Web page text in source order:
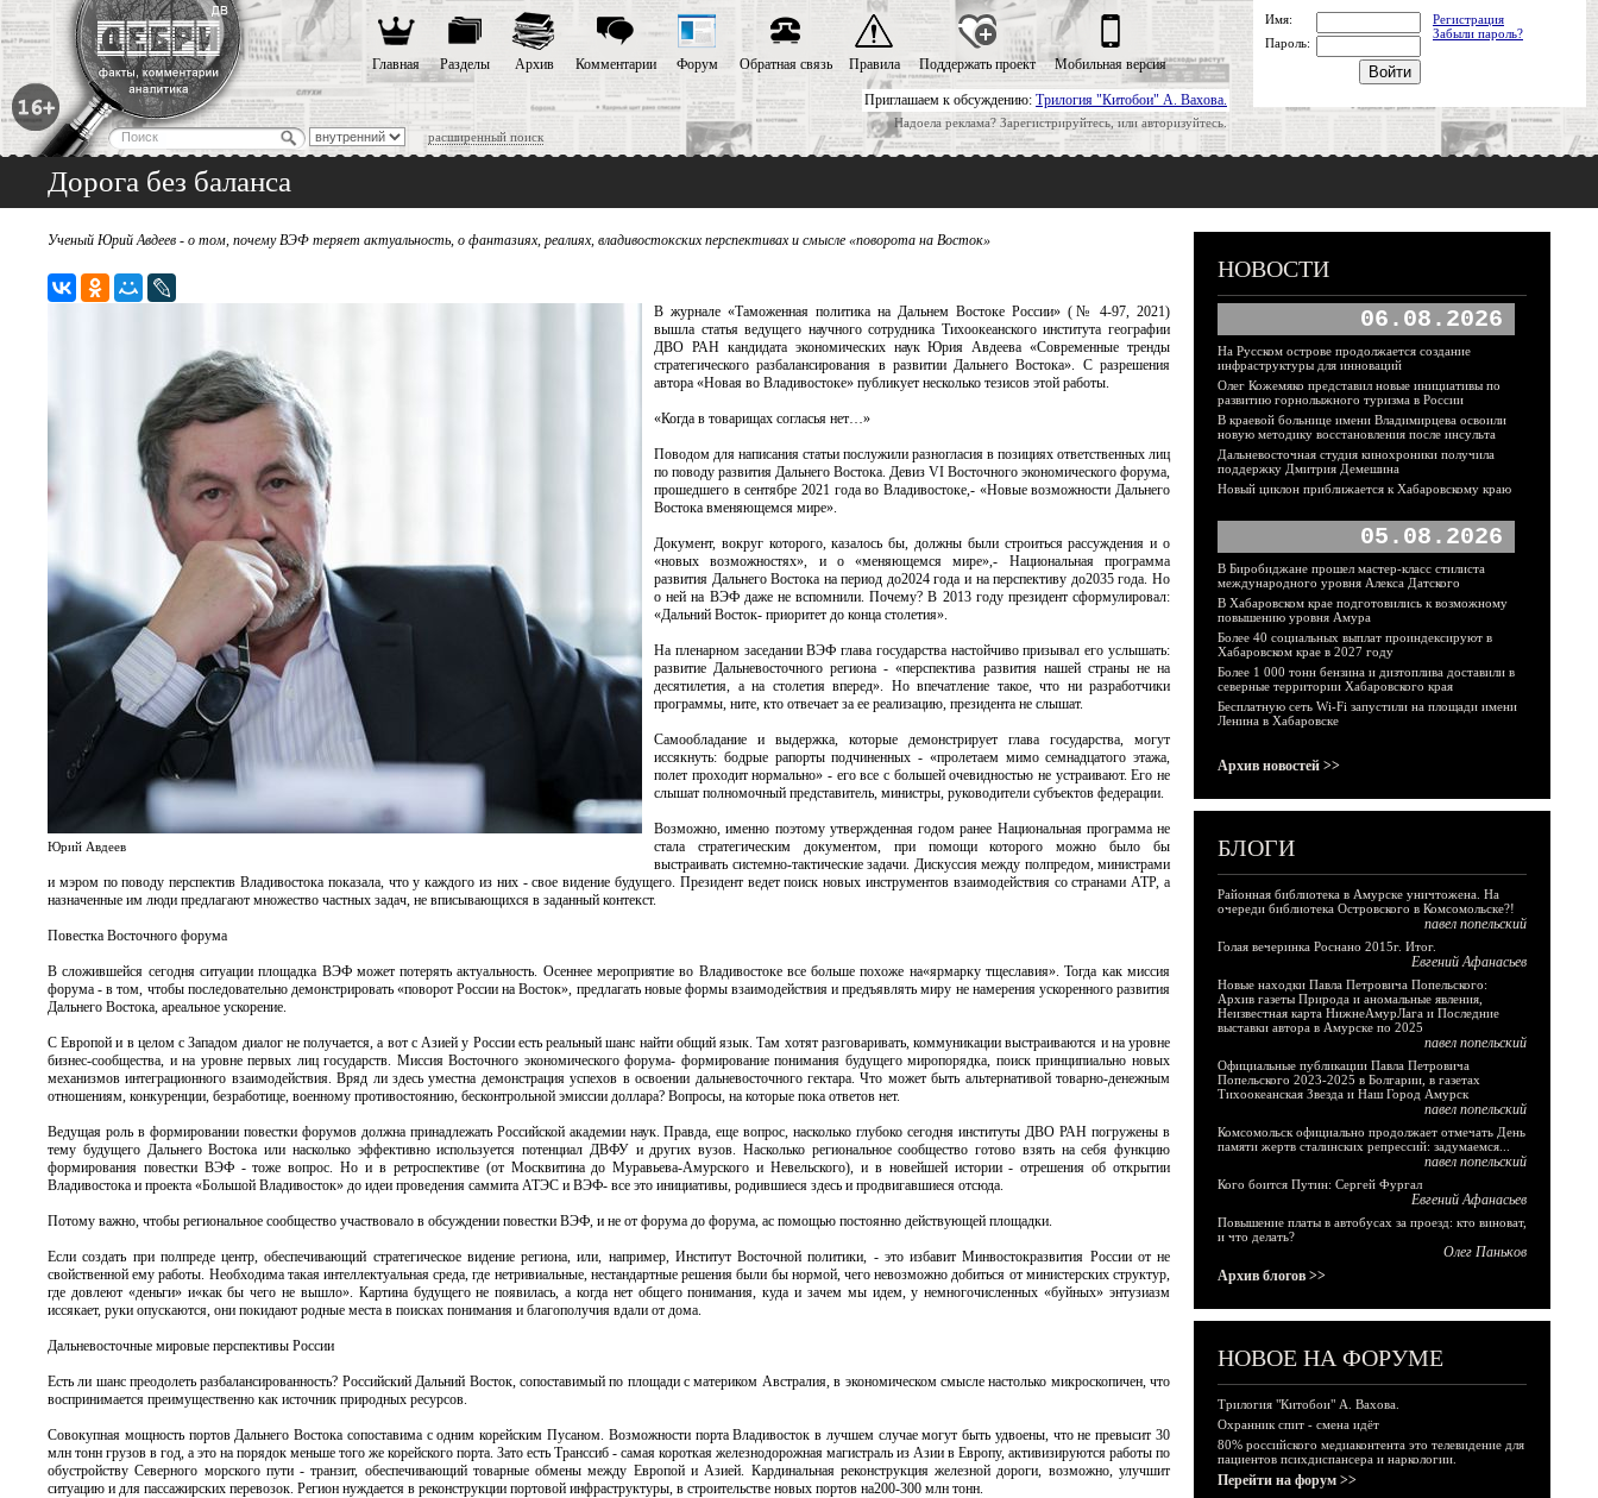
Приглашаем к обсуждению: Трилогия "Китобои" А. Вахова.
Надоела реклама? Зарегистрируйтесь, или авторизуйтесь.
расширенный поиск
Главная Разделы Архив Комментарии Форум Обратная связь Правила Поддержать проект Мобильная версия
Имя:
Регистрация
Забыли пароль?
Пароль:
Дорога без баланса
Ученый Юрий Авдеев - о том, почему ВЭФ теряет актуальность, о фантазиях, реалиях, владивостокских перспективах и смысле «поворота на Восток»
Юрий Авдеев
В журнале «Таможенная политика на Дальнем Востоке России» (№ 4-97, 2021)
вышла статья ведущего научного сотрудника Тихоокеанского института географии
ДВО РАН кандидата экономических наук Юрия Авдеева «Современные тренды
стратегического разбалансирования в развитии Дальнего Востока». С разрешения
автора «Новая во Владивостоке» публикует несколько тезисов этой работы.
«Когда в товарищах согласья нет…»
Поводом для написания статьи послужили разногласия в позициях ответственных лиц
по поводу развития Дальнего Востока. Девиз VI Восточного экономического форума,
прошедшего в сентябре 2021 года во Владивостоке,- «Новые возможности Дальнего
Востока вменяющемся мире».
Документ, вокруг которого, казалось бы, должны были строиться рассуждения и о
«новых возможностях», и о «меняющемся мире»,- Национальная программа
развития Дальнего Востока на период до2024 года и на перспективу до2035 года. Но
о ней на ВЭФ даже не вспомнили. Почему? В 2013 году президент сформулировал:
«Дальний Восток- приоритет до конца столетия».
На пленарном заседании ВЭФ глава государства настойчиво призывал его услышать:
развитие Дальневосточного региона - «перспектива развития нашей страны не на
десятилетия, а на столетия вперед». Но впечатление такое, что ни разработчики
программы, ните, кто отвечает за ее реализацию, президента не слышат.
Самообладание и выдержка, которые демонстрирует глава государства, могут
иссякнуть: бодрые рапорты подчиненных - «пролетаем мимо семнадцатого этажа,
полет проходит нормально» - его все с большей очевидностью не устраивают. Его не
слышат полномочный представитель, министры, руководители субъектов федерации.
Возможно, именно поэтому утвержденная годом ранее Национальная программа не
стала стратегическим документом, при помощи которого можно было бы
выстраивать системно-тактические задачи. Дискуссия между полпредом, министрами
и мэром по поводу перспектив Владивостока показала, что у каждого из них - свое видение будущего. Президент ведет поиск новых инструментов взаимодействия со странами АТР, а
назначенные им люди предлагают множество частных задач, не вписывающихся в заданный контекст.
Повестка Восточного форума
В сложившейся сегодня ситуации площадка ВЭФ может потерять актуальность. Осеннее мероприятие во Владивостоке все больше похоже на«ярмарку тщеславия». Тогда как миссия
форума - в том, чтобы последовательно демонстрировать «поворот России на Восток», предлагать новые формы взаимодействия и предъявлять миру не намерения ускоренного развития
Дальнего Востока, ареальное ускорение.
С Европой и в целом с Западом диалог не получается, а вот с Азией у России есть реальный шанс найти общий язык. Там хотят разговаривать, коммуникации выстраиваются и на уровне
бизнес-сообщества, и на уровне первых лиц государств. Миссия Восточного экономического форума- формирование понимания будущего миропорядка, поиск принципиально новых
механизмов интеграционного взаимодействия. Вряд ли здесь уместна демонстрация успехов в освоении дальневосточного гектара. Что может быть альтернативой товарно-денежным
отношениям, конкуренции, безработице, военному противостоянию, бесконтрольной эмиссии доллара? Вопросы, на которые пока ответов нет.
Ведущая роль в формировании повестки форумов должна принадлежать Российской академии наук. Правда, еще вопрос, насколько глубоко сегодня институты ДВО РАН погружены в
тему будущего Дальнего Востока или насколько эффективно используется потенциал ДВФУ и других вузов. Насколько региональное сообщество готово взять на себя функцию
формирования повестки ВЭФ - тоже вопрос. Но и в ретроспективе (от Москвитина до Муравьева-Амурского и Невельского), и в новейшей истории - отрешения об открытии
Владивостока и проекта «Большой Владивосток» до идеи проведения саммита АТЭС и ВЭФ- все это инициативы, родившиеся здесь и продвигавшиеся отсюда.
Потому важно, чтобы региональное сообщество участвовало в обсуждении повестки ВЭФ, и не от форума до форума, ас помощью постоянно действующей площадки.
Если создать при полпреде центр, обеспечивающий стратегическое видение региона, или, например, Институт Восточной политики, - это избавит Минвостокразвития России от не
свойственной ему работы. Необходима такая интеллектуальная среда, где нетривиальные, нестандартные решения были бы нормой, чего невозможно добиться от министерских структур,
где довлеют «деньги» и«как бы чего не вышло». Картина будущего не появилась, а когда нет общего понимания, куда и зачем мы идем, у немногочисленных «буйных» энтузиазм
иссякает, руки опускаются, они покидают родные места в поисках понимания и благополучия вдали от дома.
Дальневосточные мировые перспективы России
Есть ли шанс преодолеть разбалансированность? Российский Дальний Восток, сопоставимый по площади с материком Австралия, в экономическом смысле настолько микроскопичен, что
воспринимается преимущественно как источник природных ресурсов.
Совокупная мощность портов Дальнего Востока сопоставима с одним корейским Пусаном. Возможности порта Владивосток в лучшем случае могут быть удвоены, что не превысит 30
млн тонн грузов в год, а это на порядок меньше того же корейского порта. Зато есть Транссиб - самая короткая железнодорожная магистраль из Азии в Европу, активизируются работы по
обустройству Северного морского пути - транзит, обеспечивающий товарные обмены между Европой и Азией. Кардинальная реконструкция железной дороги, возможно, улучшит
ситуацию и для пассажирских перевозок. Регион нуждается в реконструкции портовой инфраструктуры, в строительстве новых портов на200-300 млн тонн.
НОВОСТИ
06.08.2026
На Русском острове продолжается создание
инфраструктуры для инноваций
Олег Кожемяко представил новые инициативы по
развитию горнолыжного туризма в России
В краевой больнице имени Владимирцева освоили
новую методику восстановления после инсульта
Дальневосточная студия кинохроники получила
поддержку Дмитрия Демешина
Новый циклон приближается к Хабаровскому краю
05.08.2026
В Биробиджане прошел мастер-класс стилиста
международного уровня Алекса Датского
В Хабаровском крае подготовились к возможному
повышению уровня Амура
Более 40 социальных выплат проиндексируют в
Хабаровском крае в 2027 году
Более 1 000 тонн бензина и дизтоплива доставили в
северные территории Хабаровского края
Бесплатную сеть Wi-Fi запустили на площади имени
Ленина в Хабаровске
Архив новостей >>
БЛОГИ
Районная библиотека в Амурске уничтожена. На
очереди библиотека Островского в Комсомольске?!
павел попельский
Голая вечеринка Роснано 2015г. Итог.
Евгений Афанасьев
Новые находки Павла Петровича Попельского:
Архив газеты Природа и аномальные явления,
Неизвестная карта НижнеАмурЛага и Последние
выставки автора в Амурске по 2025
павел попельский
Официальные публикации Павла Петровича
Попельского 2023-2025 в Болгарии, в газетах
Тихоокеанская Звезда и Наш Город Амурск
павел попельский
Комсомольск официально продолжает отмечать День
памяти жертв сталинских репрессий: задумаемся...
павел попельский
Кого боится Путин: Сергей Фургал
Евгений Афанасьев
Повышение платы в автобусах за проезд: кто виноват,
и что делать?
Олег Паньков
Архив блогов >>
НОВОЕ НА ФОРУМЕ
Трилогия "Китобои" А. Вахова.
Охранник спит - смена идёт
80% российского медиаконтента это телевидение для
пациентов психдиспансера и наркологии.
Перейти на форум >>